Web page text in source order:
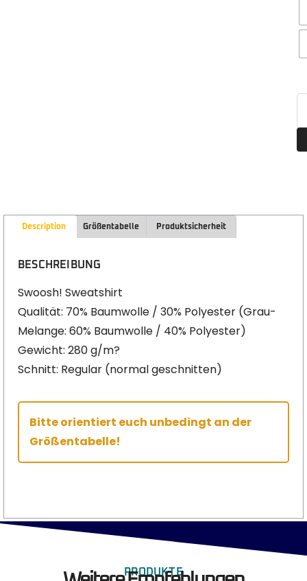
Description Größentabelle Produktsicherheit
BESCHREIBUNG
Swoosh! Sweatshirt
Qualität: 70% Baumwolle / 30% Polyester (Grau-
Melange: 60% Baumwolle / 40% Polyester)
Gewicht: 280 g/m?
Schnitt: Regular (normal geschnitten)
Bitte orientiert euch unbedingt an der
Größentabelle!
PRODUKTE